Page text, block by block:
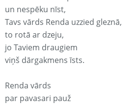
un nespēku nīst,
Tavs vārds Renda uzzied gleznā,
to rotā ar dzeju,
jo Taviem draugiem
viņš dārgakmens īsts.
Renda vārds
par pavasari pauž